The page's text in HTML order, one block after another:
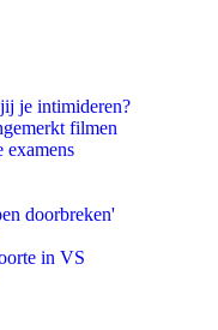
je intimideren?
filmen
examens
doorbreken'
in VS